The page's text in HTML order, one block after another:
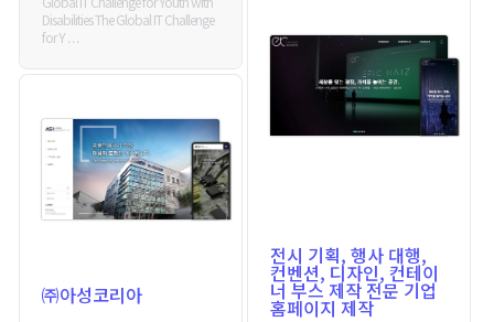
Disabilities The Global IT Challenge
for Y . . .
전시 기획, 행사 대행,
컨벤션, 디자인, 컨테이
너 부스 제작 전문 기업
홈페이지 제작
㈜아성코리아